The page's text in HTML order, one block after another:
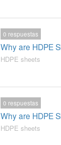
Why are HDPE
0 respuestas
HDPE sheets
Why are HDPE
0 respuestas
HDPE sheets